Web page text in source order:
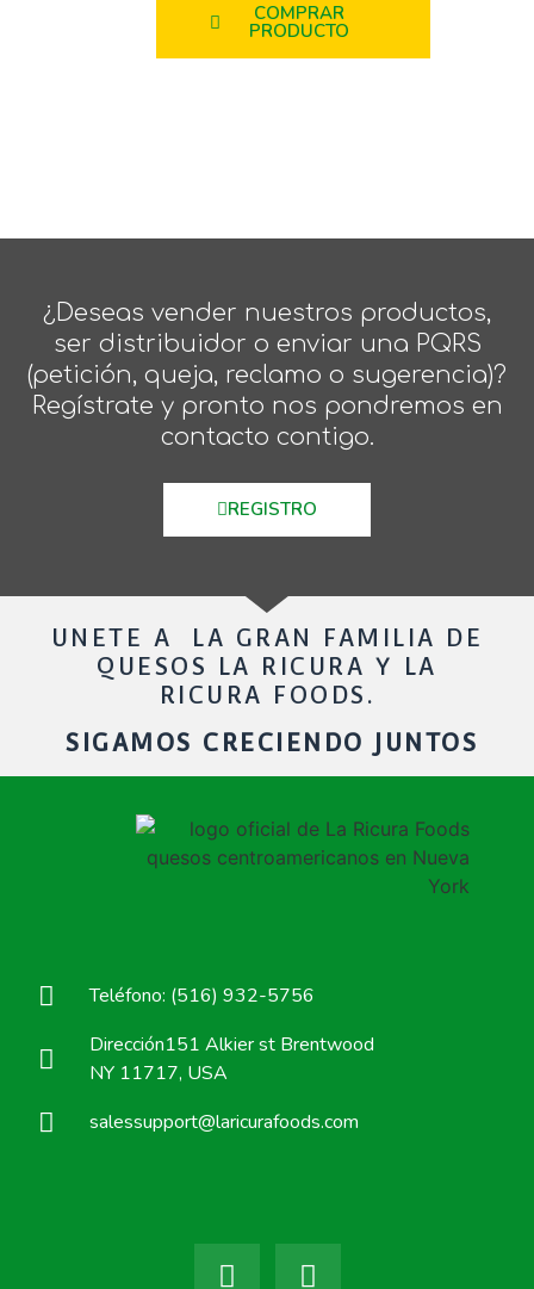
COMPRAR
PRODUCTO
¿Deseas vender nuestros productos,
ser distribuidor o enviar una PQRS
(petición, queja, reclamo o sugerencia)?
Regístrate y pronto nos pondremos en
contacto contigo.
REGISTRO
UNETE A LA GRAN FAMILIA DE
QUESOS LA RICURA Y LA
RICURA FOODS.
SIGAMOS CRECIENDO JUNTOS
Teléfono: (516) 932-5756
Dirección151 Alkier st Brentwood
NY 11717, USA
salessupport@laricurafoods.com